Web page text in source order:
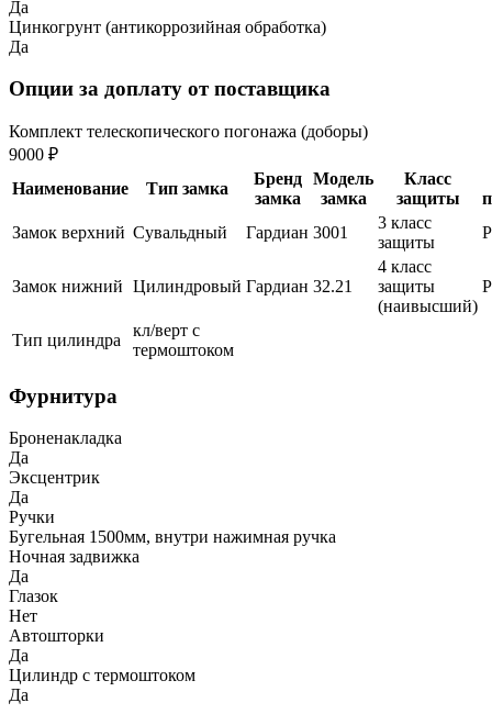
Да
Цинкогрунт (антикоррозийная обработка)
Да
Опции за доплату от поставщика
Комплект телескопического погонажа (доборы)
9000 ₽
Наименование
Тип замка
Бренд
замка
Модель
замка
Класс
защиты
Замок верхний Сувальдный Гардиан 3001
3 класс
защиты
Замок нижний Цилиндровый Гардиан 32.21
4 класс
защиты
(наивысший)
Тип цилиндра
кл/верт с
термоштоком
Фурнитура
Броненакладка
Да
Эксцентрик
Да
Ручки
Бугельная 1500мм, внутри нажимная ручка
Ночная задвижка
Да
Глазок
Нет
Автошторки
Да
Цилиндр с термоштоком
Да